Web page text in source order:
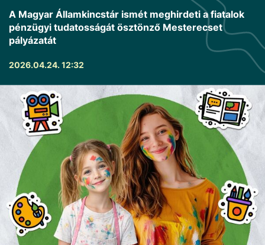
A Magyar Államkincstár ismét meghirdeti a fiatalok
pénzügyi tudatosságát ösztönző Mesterecset
pályázatát
2026.04.24. 12:32